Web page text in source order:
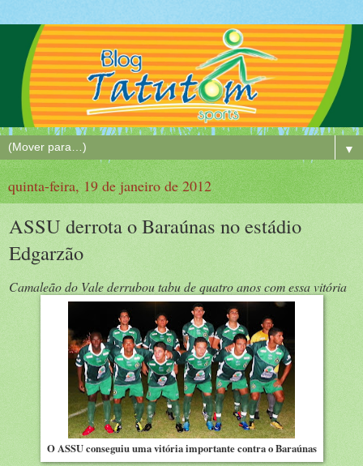
▼
quinta-feira, 19 de janeiro de 2012
ASSU derrota o Baraúnas no estádio
Edgarzão
Camaleão do Vale derrubou tabu de quatro anos com essa vitória
O ASSU conseguiu uma vitória importante contra o Baraúnas